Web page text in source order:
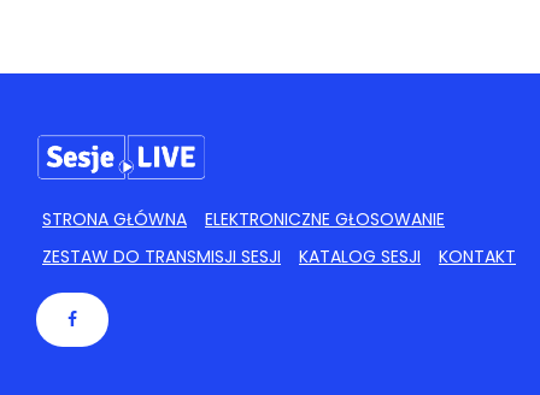
STRONA GŁÓWNA
ELEKTRONICZNE GŁOSOWANIE
ZESTAW DO TRANSMISJI SESJI
KATALOG SESJI KONTAKT